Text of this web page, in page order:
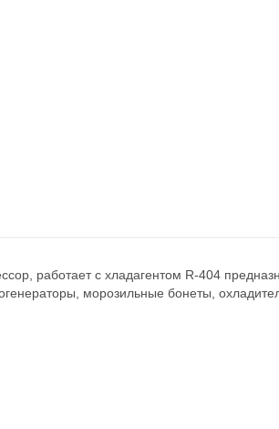
работает с хладагентом R-404
морозильные бонеты,